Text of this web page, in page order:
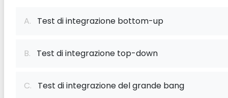
A. Test di integrazione bottom-up
B. Test di integrazione top-down
C. Test di integrazione del grande bang